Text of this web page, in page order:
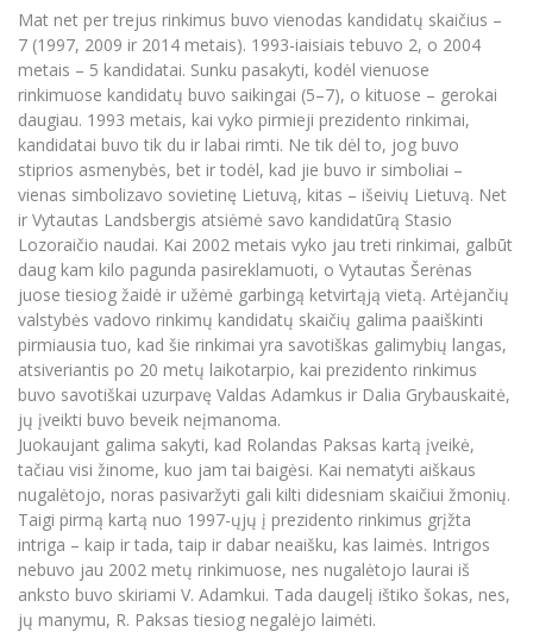
Mokslo naujienos
Kasmetiniai mokslo renginiai
Tarptautiškumas
Studentams
Studentams
Darbuotojams
Partnerystės
Azijos centras
Vilniaus Karaliaus Sedžiongo institutas
Frankofoniškų šalių studijų centras
Darbuotojams
Partnerystės
Azijos centras
Vilniaus Karaliaus Sedžiongo institutas
Frankofoniškų šalių studijų centras
Darnus vystymasis
Privatumo politika
Negalia ir individualieji poreikiai
Viešai skelbiama informacija
Parama Ukrainai
Civilinė sauga
Korupcijos prevencija
Doktorantūros studijos
Profesinės bakalauro studijos
Personalo valdymo centras
Privačių interesų deklaravimas
Informacija naujiems darbuotojams
Studijų Moodle (studijų vykdymui)
Darbuotojų Moodle (kompetencijų tobulinimui)
Studijų tvarkaraštis
Informacinė sistema "Studijos"
Darbuotojų elektroninis paštas
Daugiafaktorinė autentifikacija universiteto
darbuotojams (MFA)
Mokslininkų profiliai "CRIS"
Bendruomenės gerovė
Darbuotojų kvalifikacijos kėlimas
MRU norminių teisės aktų duomenų bazė
Intranetas
eDVS
Microsoft Office 365
MRU mobilios programėlės
Mat net per trejus rinkimus buvo vienodas kandidatų skaičius –
7 (1997, 2009 ir 2014 metais). 1993-iaisiais tebuvo 2, o 2004
metais – 5 kandidatai. Sunku pasakyti, kodėl vienuose
rinkimuose kandidatų buvo saikingai (5–7), o kituose – gerokai
daugiau. 1993 metais, kai vyko pirmieji prezidento rinkimai,
kandidatai buvo tik du ir labai rimti. Ne tik dėl to, jog buvo
stiprios asmenybės, bet ir todėl, kad jie buvo ir simboliai –
vienas simbolizavo sovietinę Lietuvą, kitas – išeivių Lietuvą. Net
ir Vytautas Landsbergis atsiėmė savo kandidatūrą Stasio
Lozoraičio naudai. Kai 2002 metais vyko jau treti rinkimai, galbūt
daug kam kilo pagunda pasireklamuoti, o Vytautas Šerėnas
juose tiesiog žaidė ir užėmė garbingą ketvirtąją vietą. Artėjančių
valstybės vadovo rinkimų kandidatų skaičių galima paaiškinti
pirmiausia tuo, kad šie rinkimai yra savotiškas galimybių langas,
atsiveriantis po 20 metų laikotarpio, kai prezidento rinkimus
buvo savotiškai uzurpavę Valdas Adamkus ir Dalia Grybauskaitė,
jų įveikti buvo beveik neįmanoma.
Juokaujant galima sakyti, kad Rolandas Paksas kartą įveikė,
tačiau visi žinome, kuo jam tai baigėsi. Kai nematyti aiškaus
nugalėtojo, noras pasivaržyti gali kilti didesniam skaičiui žmonių.
Taigi pirmą kartą nuo 1997-ųjų į prezidento rinkimus grįžta
intriga – kaip ir tada, taip ir dabar neaišku, kas laimės. Intrigos
nebuvo jau 2002 metų rinkimuose, nes nugalėtojo laurai iš
anksto buvo skiriami V. Adamkui. Tada daugelį ištiko šokas, nes,
jų manymu, R. Paksas tiesiog negalėjo laimėti.